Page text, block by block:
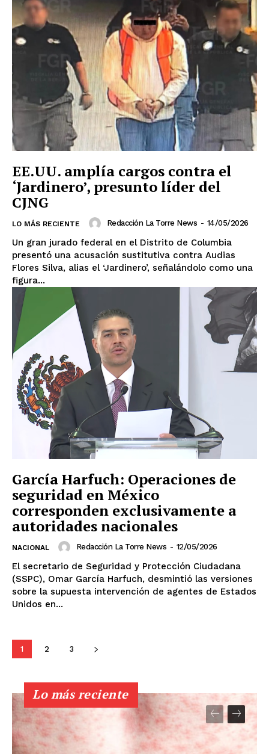
Estados
Aguascalientes Baja California
Baja California Sur Campeche
Chiapas
Chihuahua
Colima Durango
Estado de México
Guanajuato
Jalisco
Michoacán
Zacatecas Veracruz
Tlaxcala Tamaulipas Tabasco
Sonora
Sinaloa
San Luis Potosí
Querétaro Puebla Oaxaca
Nayarit
Morelos
EE.UU. amplía cargos contra el
‘Jardinero’, presunto líder del
CJNG
LO MÁS RECIENTE Redacción La Torre News - 14/05/2026
Un gran jurado federal en el Distrito de Columbia
presentó una acusación sustitutiva contra Audias
Flores Silva, alias el ‘Jardinero’, señalándolo como una
figura...
García Harfuch: Operaciones de
seguridad en México
corresponden exclusivamente a
autoridades nacionales
NACIONAL Redacción La Torre News - 12/05/2026
El secretario de Seguridad y Protección Ciudadana
(SSPC), Omar García Harfuch, desmintió las versiones
sobre la supuesta intervención de agentes de Estados
Unidos en...
1 2 3
Lo más reciente